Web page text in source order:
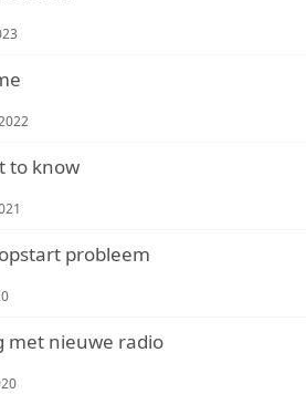
to know
probleem
met nieuwe radio